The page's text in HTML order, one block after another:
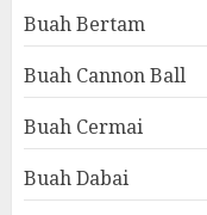
Buah Bertam
Buah Cannon Ball
Buah Cermai
Buah Dabai